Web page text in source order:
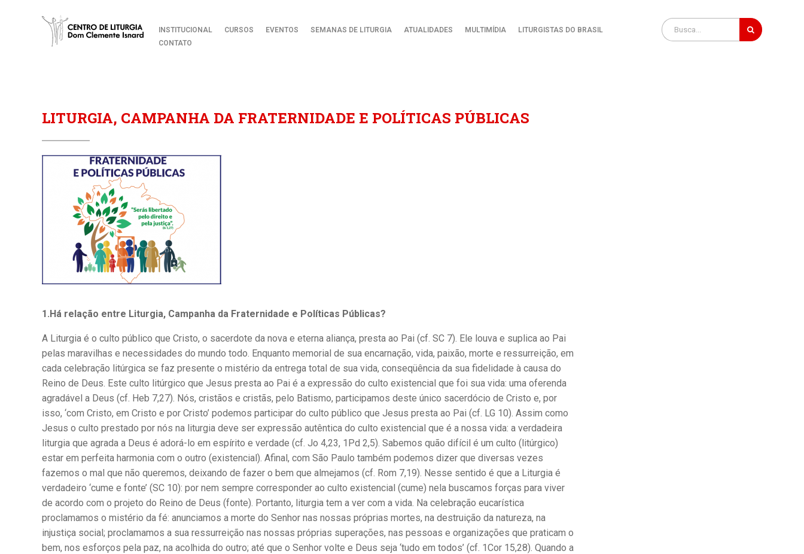
INSTITUCIONAL CURSOS EVENTOS SEMANAS DE LITURGIA ATUALIDADES MULTIMÍDIA
LITURGISTAS DO BRASIL
CONTATO
LITURGIA, CAMPANHA DA FRATERNIDADE E POLÍTICAS PÚBLICAS
1.Há relação entre Liturgia, Campanha da Fraternidade e Políticas Públicas?
A Liturgia é o culto público que Cristo, o sacerdote da nova e eterna aliança, presta ao Pai (cf. SC 7). Ele louva e suplica ao Pai
pelas maravilhas e necessidades do mundo todo. Enquanto memorial de sua encarnação, vida, paixão, morte e ressurreição, em
cada celebração litúrgica se faz presente o mistério da entrega total de sua vida, conseqüência da sua fidelidade à causa do
Reino de Deus. Este culto litúrgico que Jesus presta ao Pai é a expressão do culto existencial que foi sua vida: uma oferenda
agradável a Deus (cf. Heb 7,27). Nós, cristãos e cristãs, pelo Batismo, participamos deste único sacerdócio de Cristo e, por
isso, ‘com Cristo, em Cristo e por Cristo’ podemos participar do culto público que Jesus presta ao Pai (cf. LG 10). Assim como
Jesus o culto prestado por nós na liturgia deve ser expressão autêntica do culto existencial que é a nossa vida: a verdadeira
liturgia que agrada a Deus é adorá-lo em espírito e verdade (cf. Jo 4,23, 1Pd 2,5). Sabemos quão difícil é um culto (litúrgico)
estar em perfeita harmonia com o outro (existencial). Afinal, com São Paulo também podemos dizer que diversas vezes
fazemos o mal que não queremos, deixando de fazer o bem que almejamos (cf. Rom 7,19). Nesse sentido é que a Liturgia é
verdadeiro ‘cume e fonte’ (SC 10): por nem sempre corresponder ao culto existencial (cume) nela buscamos forças para viver
de acordo com o projeto do Reino de Deus (fonte). Portanto, liturgia tem a ver com a vida. Na celebração eucarística
proclamamos o mistério da fé: anunciamos a morte do Senhor nas nossas próprias mortes, na destruição da natureza, na
injustiça social; proclamamos a sua ressurreição nas nossas próprias superações, nas pessoas e organizações que praticam o
bem, nos esforços pela paz, na acolhida do outro; até que o Senhor volte e Deus seja ‘tudo em todos’ (cf. 1Cor 15,28). Quando a